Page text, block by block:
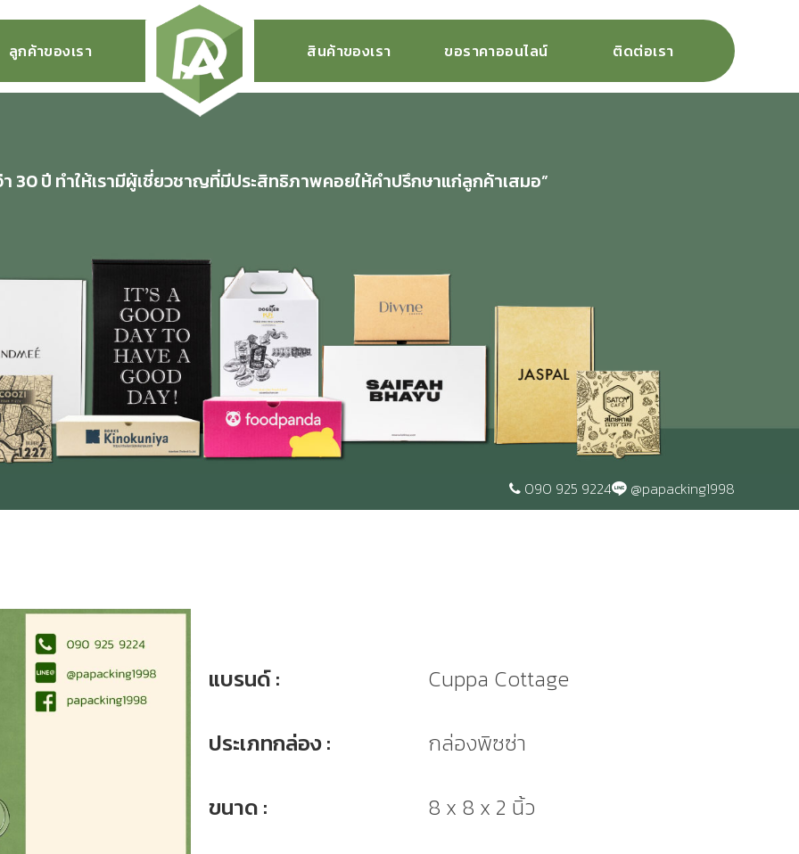
ลูกค้าของเรา สินค้าของเรา ขอราคาออนไลน์ ติดต่อเรา
30 ปี ทำให้เรามีผู้เชี่ยวชาญที่มีประสิทธิภาพคอยให้คำปรึกษาแก่ลูกค้าเสมอ”
090 925 9224 @papacking1998
แบรนด์ : Cuppa Cottage
ประเภทกล่อง : กล่องพิซซ่า
ขนาด : 8 x 8 x 2 นิ้ว